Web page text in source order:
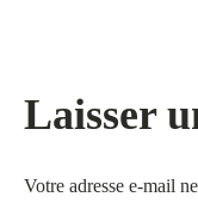
Laisser
Votre adresse e-mail